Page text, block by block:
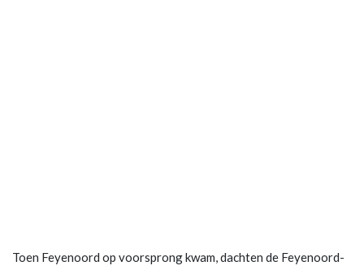
Toen Feyenoord op voorsprong kwam, dachten de Feyenoord-